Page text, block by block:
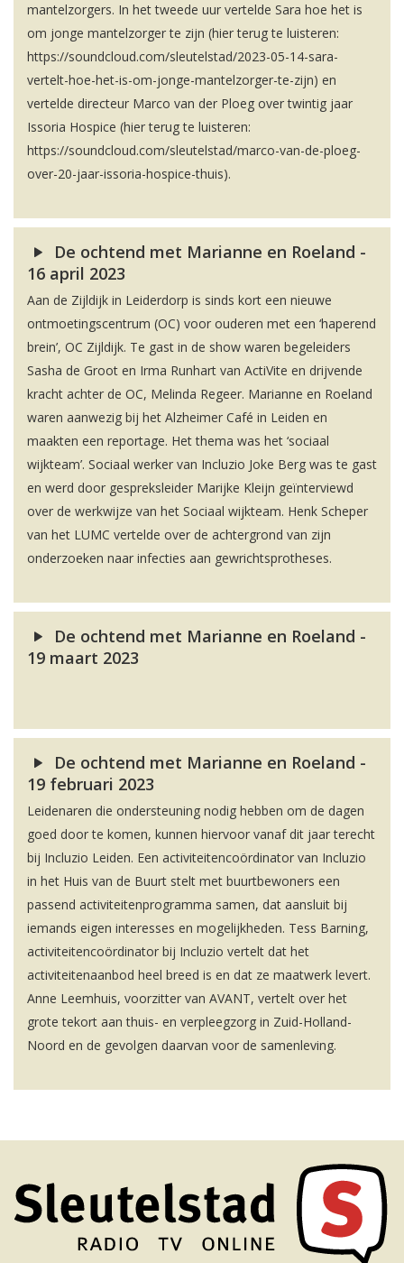
mantelzorgers. In het tweede uur vertelde Sara hoe het is
om jonge mantelzorger te zijn (hier terug te luisteren:
https://soundcloud.com/sleutelstad/2023-05-14-sara-
vertelt-hoe-het-is-om-jonge-mantelzorger-te-zijn) en
vertelde directeur Marco van der Ploeg over twintig jaar
Issoria Hospice (hier terug te luisteren:
https://soundcloud.com/sleutelstad/marco-van-de-ploeg-
over-20-jaar-issoria-hospice-thuis).
De ochtend met Marianne en Roeland -
16 april 2023
Aan de Zijldijk in Leiderdorp is sinds kort een nieuwe
ontmoetingscentrum (OC) voor ouderen met een ‘haperend
brein’, OC Zijldijk. Te gast in de show waren begeleiders
Sasha de Groot en Irma Runhart van ActiVite en drijvende
kracht achter de OC, Melinda Regeer. Marianne en Roeland
waren aanwezig bij het Alzheimer Café in Leiden en
maakten een reportage. Het thema was het ‘sociaal
wijkteam’. Sociaal werker van Incluzio Joke Berg was te gast
en werd door gespreksleider Marijke Kleijn geïnterviewd
over de werkwijze van het Sociaal wijkteam. Henk Scheper
van het LUMC vertelde over de achtergrond van zijn
onderzoeken naar infecties aan gewrichtsprotheses.
De ochtend met Marianne en Roeland -
19 maart 2023
De ochtend met Marianne en Roeland -
19 februari 2023
Leidenaren die ondersteuning nodig hebben om de dagen
goed door te komen, kunnen hiervoor vanaf dit jaar terecht
bij Incluzio Leiden. Een activiteitencoördinator van Incluzio
in het Huis van de Buurt stelt met buurtbewoners een
passend activiteitenprogramma samen, dat aansluit bij
iemands eigen interesses en mogelijkheden. Tess Barning,
activiteitencoördinator bij Incluzio vertelt dat het
activiteitenaanbod heel breed is en dat ze maatwerk levert.
Anne Leemhuis, voorzitter van AVANT, vertelt over het
grote tekort aan thuis- en verpleegzorg in Zuid-Holland-
Noord en de gevolgen daarvan voor de samenleving.